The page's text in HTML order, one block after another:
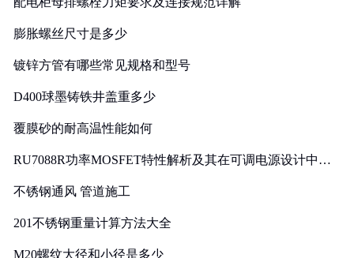
膨胀螺丝尺寸是多少
镀锌方管有哪些常见规格和型号
D400球墨铸铁井盖重多少
覆膜砂的耐高温性能如何
RU7088R功率MOSFET特性解析及其在可调电源设计中的
不锈钢通风 管道施工
201不锈钢重量计算方法大全
M20螺纹大径和小径是多少